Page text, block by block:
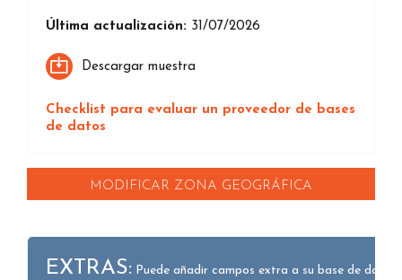
Última actualización: 31/07/2026
Descargar muestra
Checklist para evaluar un proveedor de bases
de datos
MODIFICAR ZONA GEOGRÁFICA
EXTRAS: Puede añadir campos extra a su base de datos.